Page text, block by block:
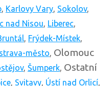
, Karlovy Vary, Sokolov,
nad Nisou, Liberec,
, Frýdek-Místek,
město, Olomouc
, Šumperk, Ostatní
, Svitavy, Ústí nad Orlicí,